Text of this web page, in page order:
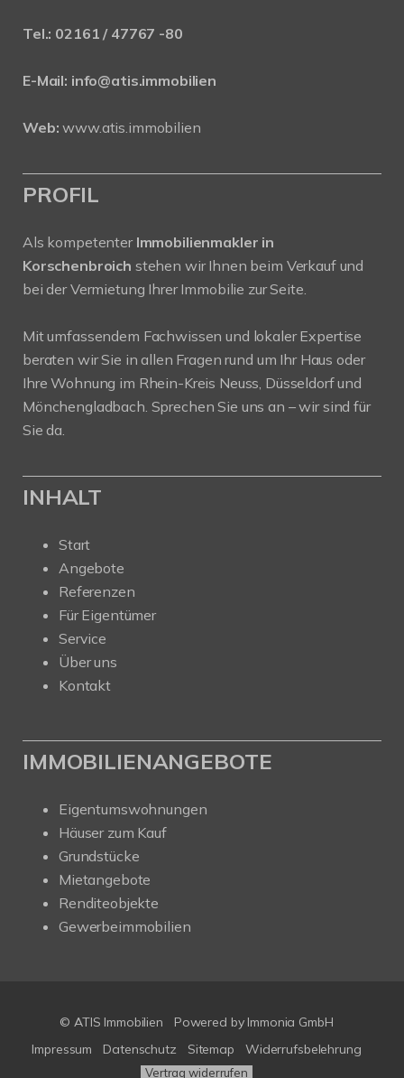
Tel.: 02161 / 47767 -80
E-Mail: info@atis.immobilien
Web: www.atis.immobilien
PROFIL
Als kompetenter Immobilienmakler in
Korschenbroich stehen wir Ihnen beim Verkauf und
bei der Vermietung Ihrer Immobilie zur Seite.
Mit umfassendem Fachwissen und lokaler Expertise
beraten wir Sie in allen Fragen rund um Ihr Haus oder
Ihre Wohnung im Rhein-Kreis Neuss, Düsseldorf und
Mönchengladbach. Sprechen Sie uns an – wir sind für
Sie da.
INHALT
Start
Angebote
Referenzen
Für Eigentümer
Service
Über uns
Kontakt
IMMOBILIENANGEBOTE
Eigentumswohnungen
Häuser zum Kauf
Grundstücke
Mietangebote
Renditeobjekte
Gewerbeimmobilien
© ATIS Immobilien Powered by Immonia GmbH
Impressum
Datenschutz Sitemap Widerrufsbelehrung
Vertrag widerrufen